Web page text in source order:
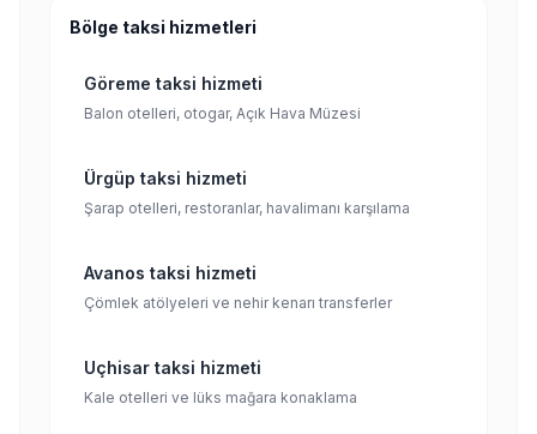
Bölge taksi hizmetleri
Göreme taksi hizmeti
Balon otelleri, otogar, Açık Hava Müzesi
Ürgüp taksi hizmeti
Şarap otelleri, restoranlar, havalimanı karşılama
Avanos taksi hizmeti
Çömlek atölyeleri ve nehir kenarı transferler
Uçhisar taksi hizmeti
Kale otelleri ve lüks mağara konaklama